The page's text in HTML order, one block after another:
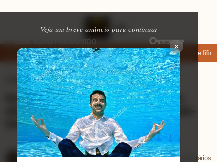
Veja um breve anúncio para continuar
×
apps de namoro que permitem enviar fotos e vídeos Microfone fifine
Celulares ⏱ 9 min de leitura
Review Xiaomi Poco C75 NFC Black:
descubra por que ele é o melhor custo-
benefício!
Mariana Souza
📅 30/10/2025💬 0 comentários